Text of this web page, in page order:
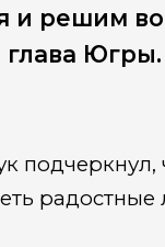
и решим
Югры.
подчеркнул,
радостные